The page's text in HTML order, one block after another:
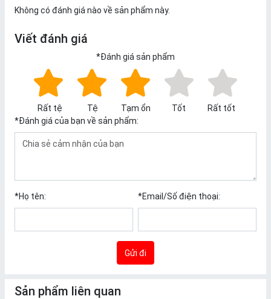
Không có đánh giá nào về sản phẩm này.
Viết đánh giá
*Đánh giá sản phẩm
Rất tệ Tệ Tạm ổn Tốt
Rất tốt
*Đánh giá của bạn về sản phẩm:
*Họ tên: *Email/Số điện thoại:
Gửi đi
Sản phẩm liên quan